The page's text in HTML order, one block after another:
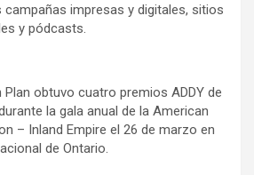
campañas impresas y digitales, sitios
y pódcasts.
Plan obtuvo cuatro premios ADDY de
la gala anual de la American
– Inland Empire el 26 de marzo en
de Ontario.